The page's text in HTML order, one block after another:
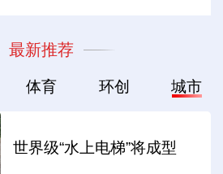
最新推荐
体育 环创 城市
世界级“水上电梯”将成型